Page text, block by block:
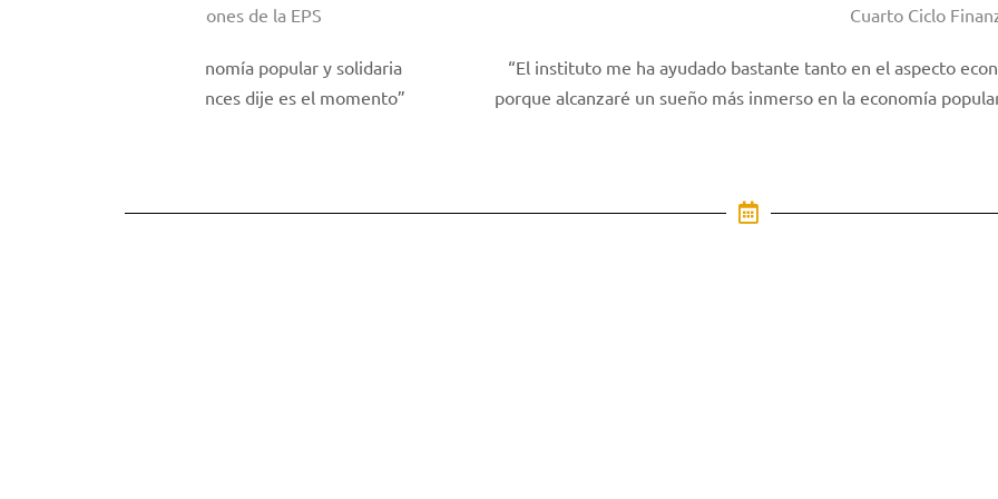
popular y solidaria
dije es el momento”
“El instituto me ha ayudado bastante tanto en el aspecto económico como
porque alcanzaré un sueño más inmerso en la economía popular y solidaria ya que es